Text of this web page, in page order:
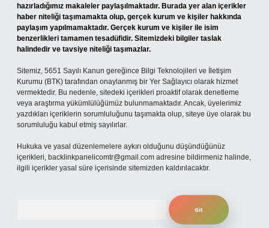
hazırladığımız makaleler paylaşılmaktadır. Burada yer alan içerikler
haber niteliği taşımamakta olup, gerçek kurum ve kişiler hakkında
paylaşım yapılmamaktadır. Gerçek kurum ve kişiler ile isim
benzerlikleri tamamen tesadüfidir. Sitemizdeki bilgiler taslak
halindedir ve tavsiye niteliği taşımazlar.
Sitemiz, 5651 Sayılı Kanun gereğince Bilgi Teknolojileri ve İletişim
Kurumu (BTK) tarafından onaylanmış bir Yer Sağlayıcı olarak hizmet
vermektedir. Bu nedenle, sitedeki içerikleri proaktif olarak denetleme
veya araştırma yükümlülüğümüz bulunmamaktadır. Ancak, üyelerimiz
yazdıkları içeriklerin sorumluluğunu taşımakta olup, siteye üye olarak bu
sorumluluğu kabul etmiş sayılırlar.
Hukuka ve yasal düzenlemelere aykırı olduğunu düşündüğünüz
içerikleri, backlinkpanelicomtr@gmail.com adresine bildirmeniz halinde,
ilgili içerikler yasal süre içerisinde sitemizden kaldırılacaktır.